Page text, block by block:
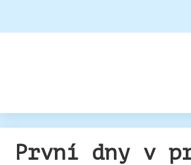
První dny v